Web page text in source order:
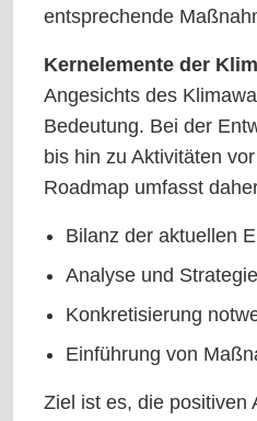
entsprechende
Kernelemente der
Angesichts des
Bedeutung. Bei der
bis hin zu Aktivitäten
Roadmap umfasst
Bilanz der aktuellen
Analyse und
Konkretisierung
Einführung von
Ziel ist es, die positiven